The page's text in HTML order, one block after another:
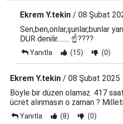
Ekrem Y.tekin / 08 Şubat
Sen,ben,onlar,şunlar,bunlar
DUR denilir........ ☝????
Yanıtla (15) (0)
Ekrem Y.tekin / 08 Şubat 2025
Böyle bir düzen olamaz. 417
ücret alınmasın o zaman ?
Yanıtla (8) (0)